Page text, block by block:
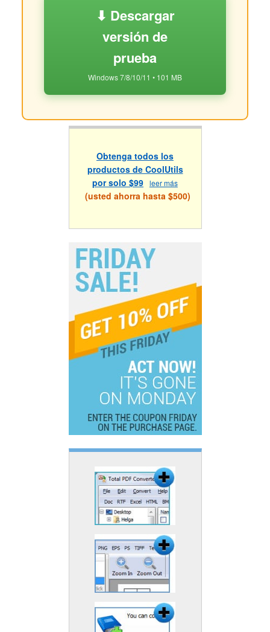
⬇ Descargar
versión de
prueba
Windows 7/8/10/11 • 101 MB
Obtenga todos los
productos de CoolUtils
por solo $99 leer más
(usted ahorra hasta $500)